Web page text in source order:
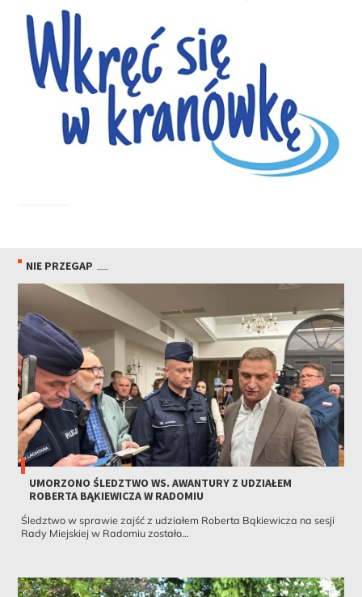
NIE PRZEGAP
UMORZONO ŚLEDZTWO WS. AWANTURY Z UDZIAŁEM
ROBERTA BĄKIEWICZA W RADOMIU
Śledztwo w sprawie zajść z udziałem Roberta Bąkiewicza na sesji
Rady Miejskiej w Radomiu zostało...